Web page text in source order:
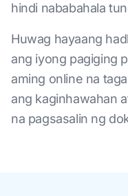
hindi nababahala
Huwag hayaang
ang iyong pagiging
aming online na
ang kaginhawahan
na pagsasalin ng